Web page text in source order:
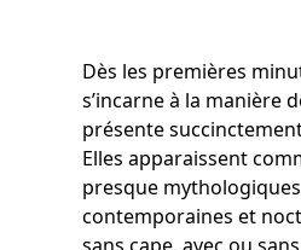
Dès les premières
s’incarne à la manière
présente
Elles apparaissent
presque
contemporaines et